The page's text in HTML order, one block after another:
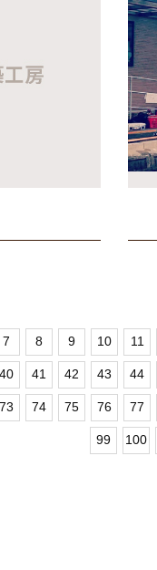
7 8 9 10 11
40 41 42 43 44
73 74 75 76 77
99 100